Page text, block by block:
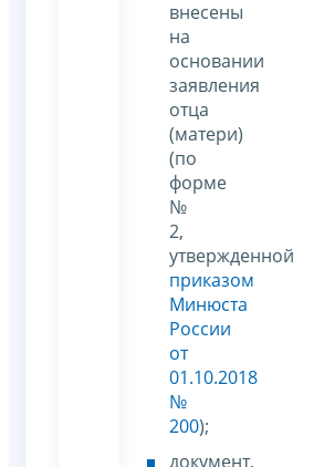
внесены
на
основании
заявления
отца
(матери)
(по
форме
№
2,
утвержденной
приказом
Минюста
России
от
01.10.2018
№
200);
документ,